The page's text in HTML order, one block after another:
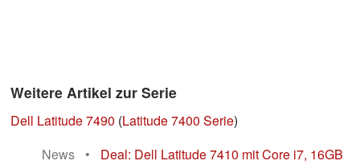
Weitere Artikel zur Serie
Dell Latitude 7490 (Latitude 7400 Serie)
News
•
Deal: Dell Latitude 7410 mit Core i7, 16GB